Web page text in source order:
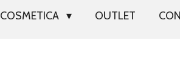
COSMETICA OUTLET